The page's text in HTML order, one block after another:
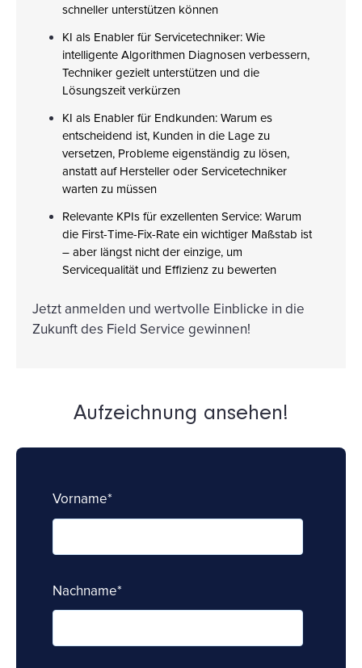
schneller unterstützen können
KI als Enabler für Servicetechniker: Wie
intelligente Algorithmen Diagnosen verbessern,
Techniker gezielt unterstützen und die
Lösungszeit verkürzen
KI als Enabler für Endkunden: Warum es
entscheidend ist, Kunden in die Lage zu
versetzen, Probleme eigenständig zu lösen,
anstatt auf Hersteller oder Servicetechniker
warten zu müssen
Relevante KPIs für exzellenten Service: Warum
die First-Time-Fix-Rate ein wichtiger Maßstab ist
– aber längst nicht der einzige, um
Servicequalität und Effizienz zu bewerten
Jetzt anmelden und wertvolle Einblicke in die
Zukunft des Field Service gewinnen!
Aufzeichnung ansehen!
Vorname*
Nachname*